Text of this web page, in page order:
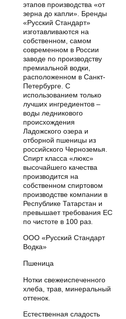
этапов производства «от
зерна до капли». Бренды
«Русский Стандарт»
изготавливаются на
собственном, самом
современном в России
заводе по производству
премиальной водки,
расположенном в Санкт-
Петербурге. С
использованием только
лучших ингредиентов –
воды ледникового
происхождения
Ладожского озера и
отборной пшеницы из
российского Черноземья.
Спирт класса «люкс»
высочайшего качества
производится на
собственном спиртовом
производстве компании в
Республике Татарстан и
превышает требования ЕС
по чистоте в 100 раз.
ООО «Русский Стандарт
Водка»
Пшеница
Нотки свежеиспеченного
хлеба, трав, минеральный
оттенок.
Естественная сладость